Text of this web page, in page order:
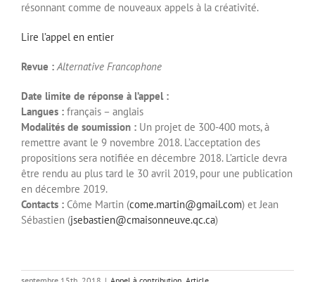
résonnant comme de nouveaux appels à la créativité.
Lire l’appel en entier
Revue :Alternative Francophone
Date limite de réponse à l’appel :
Langues : français – anglais
Modalités de soumission : Un projet de 300-400 mots, à
remettre avant le 9 novembre 2018. L’acceptation des
propositions sera notifiée en décembre 2018. L’article devra
être rendu au plus tard le 30 avril 2019, pour une publication
en décembre 2019.
Contacts : Côme Martin (come.martin@gmail.com) et Jean
Sébastien (jsebastien@cmaisonneuve.qc.ca)